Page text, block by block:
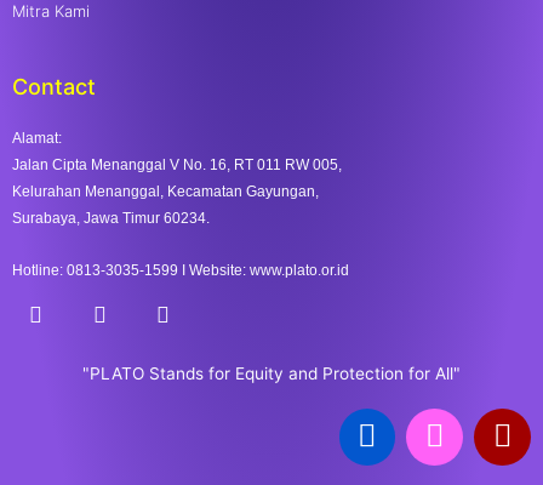
Mitra Kami
Contact
Alamat:
Jalan Cipta Menanggal V No. 16, RT 011 RW 005,
Kelurahan Menanggal, Kecamatan Gayungan,
Surabaya, Jawa Timur 60234.
Hotline: 0813-3035-1599 I Website: www.plato.or.id
n
s
t
"PLATO Stands for Equity and Protection for All"
F
a
I
n
Y
o